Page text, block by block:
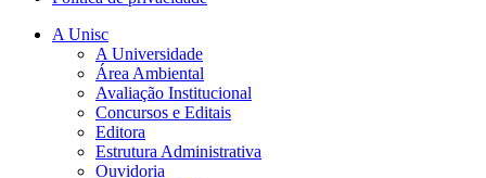
A Unisc
A Universidade
Área Ambiental
Avaliação Institucional
Concursos e Editais
Editora
Estrutura Administrativa
Ouvidoria